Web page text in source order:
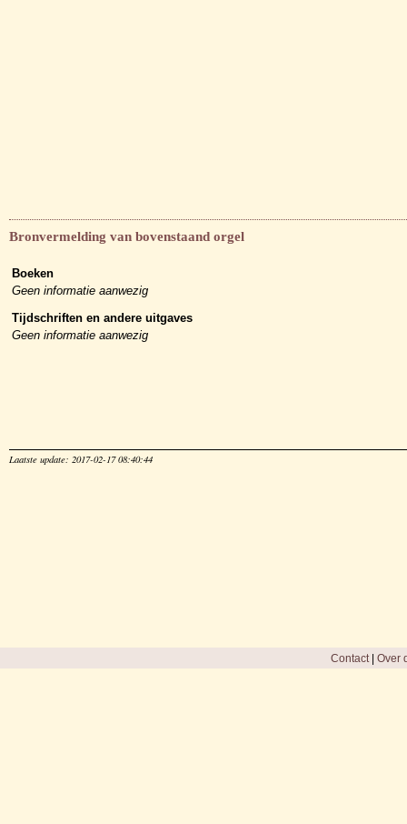
Bronvermelding van bovenstaand orgel
Boeken
Geen informatie aanwezig
Tijdschriften en andere uitgaves
Geen informatie aanwezig
Laatste update: 2017-02-17 08:40:44
Contact| Over